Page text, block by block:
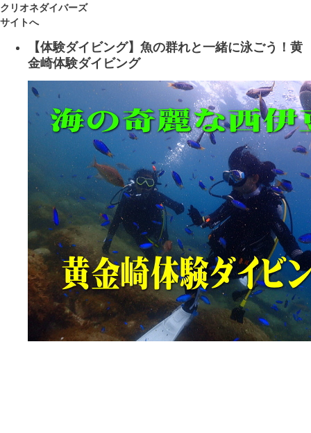
クリオネダイバーズ
サイトへ
【体験ダイビング】魚の群れと一緒に泳ごう！黄
金崎体験ダイビング